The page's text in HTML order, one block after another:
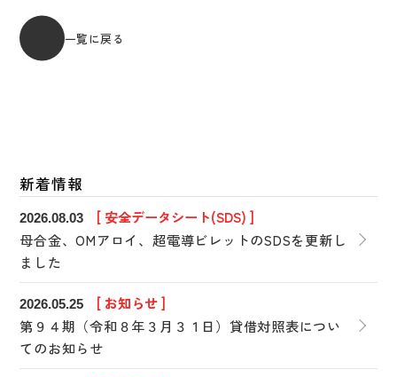
一覧に戻る
新着情報
2026.08.03
[ 安全データシート(SDS) ]
母合金、OMアロイ、超電導ビレットのSDSを更新し
ました
2026.05.25
[ お知らせ ]
第９４期（令和８年３月３１日）貸借対照表につい
てのお知らせ